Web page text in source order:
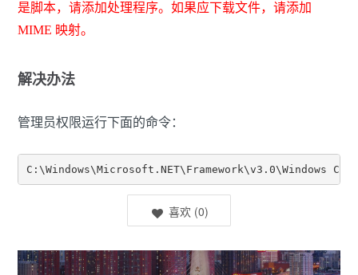
是脚本，请添加处理程序。如果应下载文件，请添加
MIME 映射。
解决办法
管理员权限运行下面的命令：
喜欢 (0)